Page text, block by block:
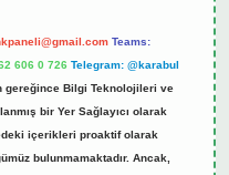
Teams:
606 0 726 Telegram: @karabul
gereğince Bilgi Teknolojileri ve
bir Yer Sağlayıcı olarak
içerikleri proaktif olarak
bulunmamaktadır. Ancak,